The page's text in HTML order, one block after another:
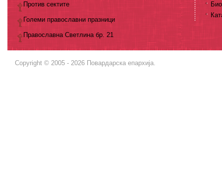
Против сектите
Големи православни празници
Православна Светлина бр. 21
Copyright © 2005 - 2026 Повардарска епархија.